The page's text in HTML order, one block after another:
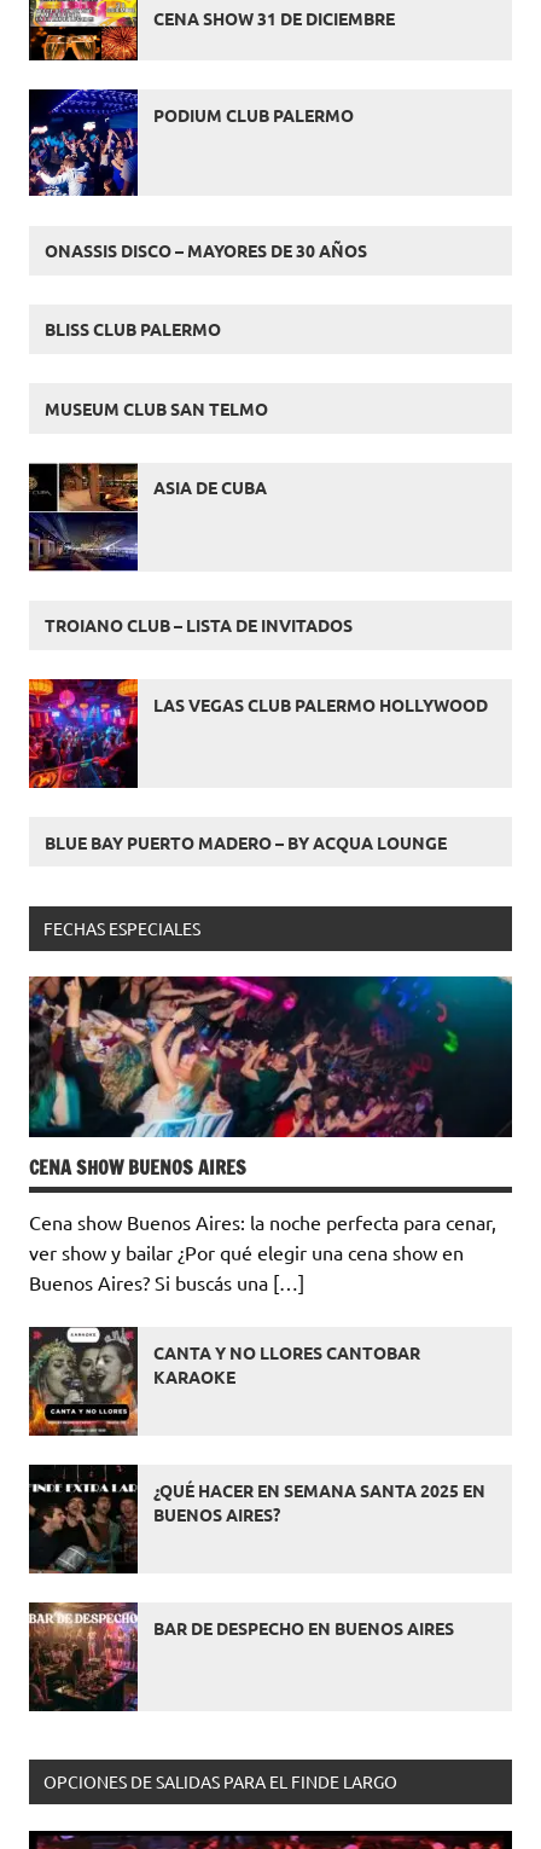
CENA SHOW 31 DE DICIEMBRE
PODIUM CLUB PALERMO
ONASSIS DISCO – MAYORES DE 30 AÑOS
BLISS CLUB PALERMO
MUSEUM CLUB SAN TELMO
ASIA DE CUBA
TROIANO CLUB – LISTA DE INVITADOS
LAS VEGAS CLUB PALERMO HOLLYWOOD
BLUE BAY PUERTO MADERO – BY ACQUA LOUNGE
FECHAS ESPECIALES
CENA SHOW BUENOS AIRES
Cena show Buenos Aires: la noche perfecta para cenar,
ver show y bailar ¿Por qué elegir una cena show en
Buenos Aires? Si buscás una […]
CANTA Y NO LLORES CANTOBAR
KARAOKE
¿QUÉ HACER EN SEMANA SANTA 2025 EN
BUENOS AIRES?
BAR DE DESPECHO EN BUENOS AIRES
OPCIONES DE SALIDAS PARA EL FINDE LARGO